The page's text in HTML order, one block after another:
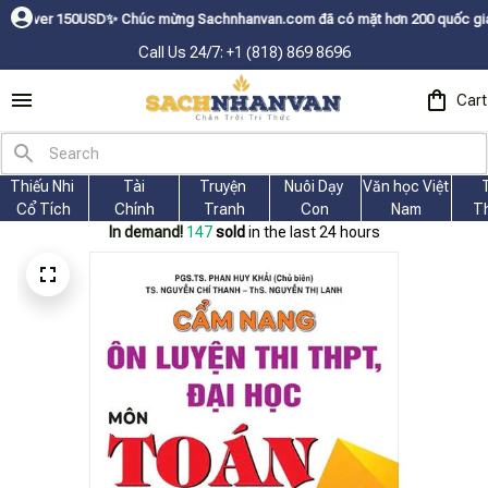
ㅤ✨ Chúc mừng Sachnhanvan.com đã có mặt hơn 200 quốc gia như Mỹ,
Call Us 24/7: +1 (818) 869 8696
Cart
Thiếu Nhi
Cổ Tích
Tài
Chính
Truyện
Tranh
Nuôi Dạy
Con
Văn học Việt
Nam
In demand! 150 sold in the last 24 hours